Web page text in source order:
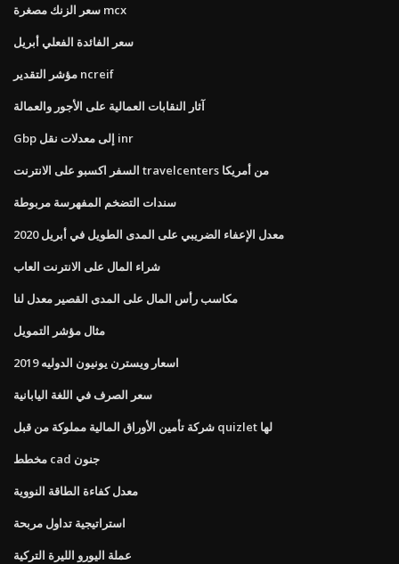
سعر الزنك مصغرة mcx
سعر الفائدة الفعلي أبريل
مؤشر التقدير ncreif
آثار النقابات العمالية على الأجور والعمالة
Gbp إلى معدلات نقل inr
السفر اكسبو على الانترنت travelcenters من أمريكا
سندات التضخم المفهرسة مربوطة
معدل الإعفاء الضريبي على المدى الطويل في أبريل 2020
شراء المال على الانترنت العاب
مكاسب رأس المال على المدى القصير معدل لنا
مثال مؤشر التمويل
اسعار ويسترن يونيون الدوليه 2019
سعر الصرف في اللغة اليابانية
شركة تأمين الأوراق المالية مملوكة من قبل quizlet لها
مخطط cad جنون
معدل كفاءة الطاقة النووية
استراتيجية تداول مربحة
عملة اليورو الليرة التركية